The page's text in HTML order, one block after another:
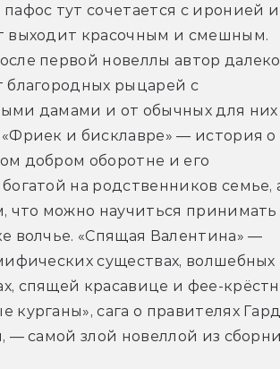
тут сочетается с иронией и
выходит красочным и смешным.
первой новеллы автор далеко
благородных рыцарей с
дамами и от обычных для них
и бисклавре» — история о
добром оборотне и его
на родственников семье,
что можно научиться принимать
волчье. «Спящая Валентина» —
существах, волшебных
спящей красавице и фее-
курганы», сага о правителях
— самой злой новеллой из